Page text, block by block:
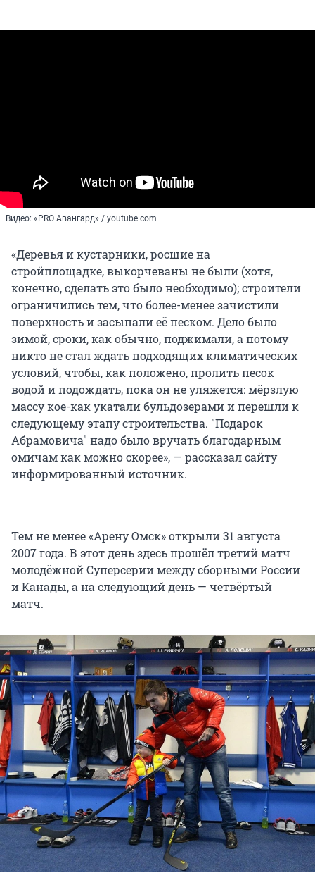
Видео: «PRO Авангард» / youtube.com
«Деревья и кустарники, росшие на
стройплощадке, выкорчеваны не были (хотя,
конечно, сделать это было необходимо); строители
ограничились тем, что более-менее зачистили
поверхность и засыпали её песком. Дело было
зимой, сроки, как обычно, поджимали, а потому
никто не стал ждать подходящих климатических
условий, чтобы, как положено, пролить песок
водой и подождать, пока он не уляжется: мёрзлую
массу кое-как укатали бульдозерами и перешли к
следующему этапу строительства. "Подарок
Абрамовича" надо было вручать благодарным
омичам как можно скорее», — рассказал сайту
информированный источник.
Тем не менее «Арену Омск» открыли 31 августа
2007 года. В этот день здесь прошёл третий матч
молодёжной Суперсерии между сборными России
и Канады, а на следующий день — четвёртый
матч.